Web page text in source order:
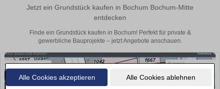
Alle Cookies akzeptieren Alle Cookies ablehnen
Jetzt ein Grundstück kaufen in Bochum Bochum-Mitte
entdecken
Finde ein Grundstück kaufen in Bochum! Perfekt für private &
gewerbliche Bauprojekte – jetzt Angebote anschauen.